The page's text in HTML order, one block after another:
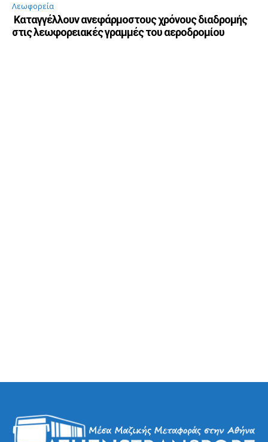
Λεωφορεία
Καταγγέλλουν ανεφάρμοστους χρόνους διαδρομής
στις λεωφορειακές γραμμές του αεροδρομίου